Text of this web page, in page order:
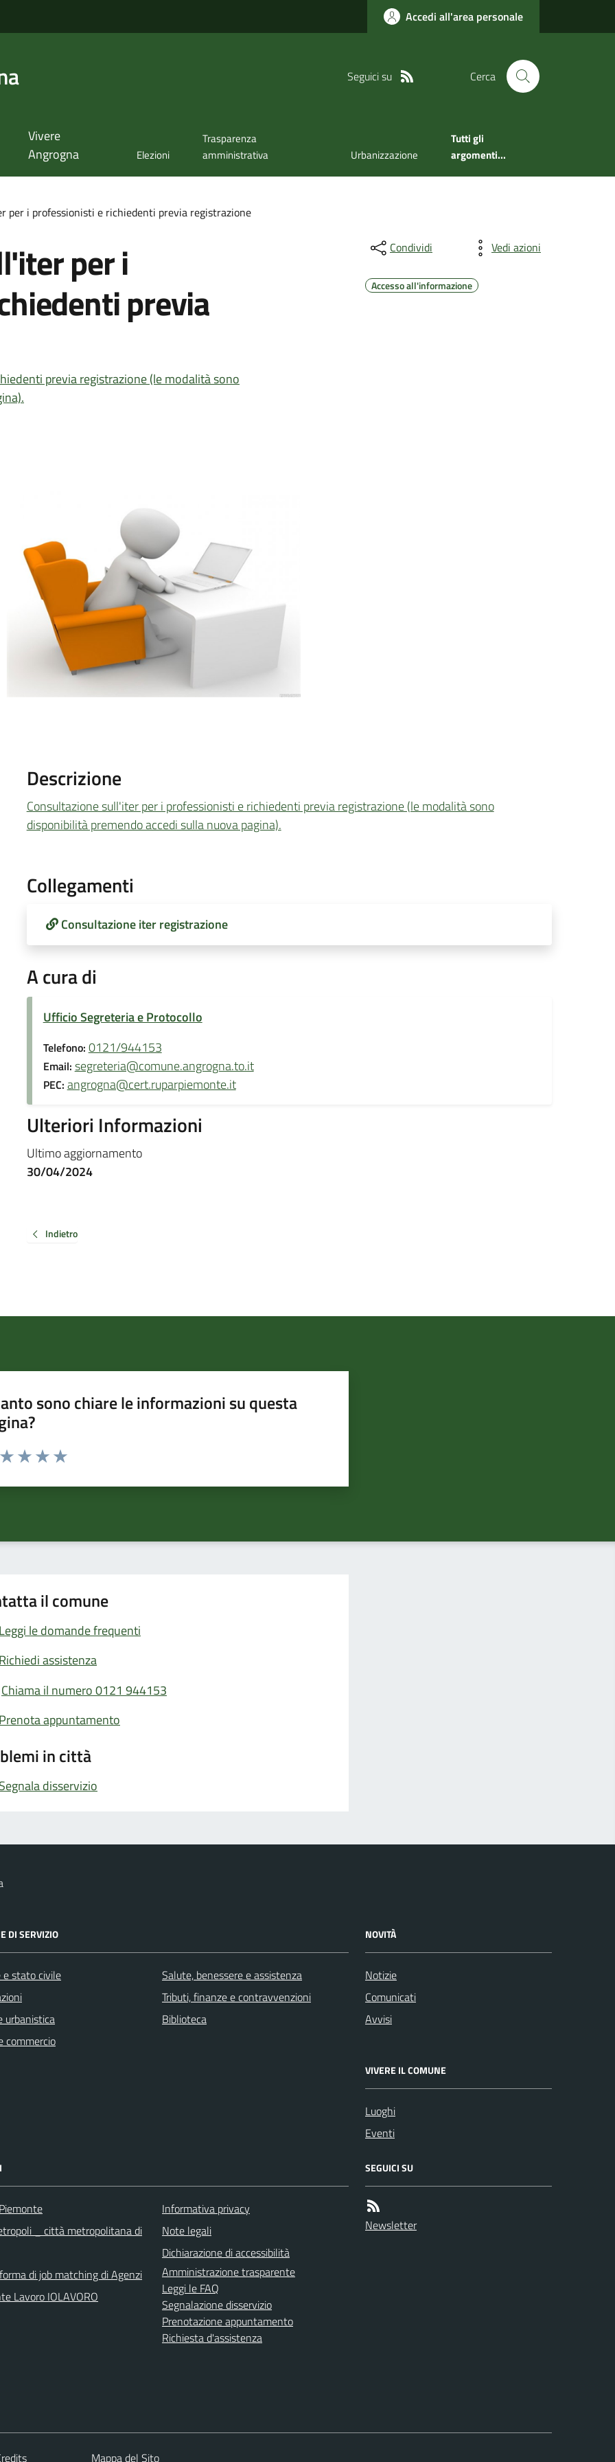
Accedi all'area personale
Seguici su Cerca
Vivere
Angrogna
Elezioni
Trasparenza
amministrativa
Urbanizzazione
Tutti gli
argomenti...
per i professionisti e richiedenti previa registrazione
per i
previa
previa registrazione (le modalità sono
Condividi Vedi azioni
Accesso all'informazione
Descrizione
Consultazione sull'iter per i professionisti e richiedenti previa registrazione (le modalità sono
disponibilità premendo accedi sulla nuova pagina).
Collegamenti
Consultazione iter registrazione
A cura di
Ufficio Segreteria e Protocollo
Telefono: 0121/944153
Email: segreteria@comune.angrogna.to.it
PEC: angrogna@cert.ruparpiemonte.it
Ulteriori Informazioni
Ultimo aggiornamento
30/04/2024
Indietro
sono chiare le informazioni su questa
da 1 a 5 stelle la pagina
il comune
Leggi le domande frequenti
Richiedi assistenza
Chiama il numero 0121 944153
Prenota appuntamento
in città
Segnala disservizio
DI SERVIZIO
e stato civile
urbanistica
commercio
Salute, benessere e assistenza
Tributi, finanze e contravvenzioni
Biblioteca
NOVITÀ
Notizie
Comunicati
Avvisi
VIVERE IL COMUNE
Luoghi
Eventi
_ città metropolitana di
di job matching di Agenzi
Lavoro IOLAVORO
Informativa privacy
Note legali
Dichiarazione di accessibilità
Amministrazione trasparente
Leggi le FAQ
Segnalazione disservizio
Prenotazione appuntamento
Richiesta d'assistenza
SEGUICI SU
Newsletter
Mappa del Sito